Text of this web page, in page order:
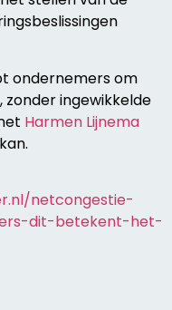
ondernemers om
zonder ingewikkelde
Harmen Lijnema
netcongestie-
dit-betekent-het-